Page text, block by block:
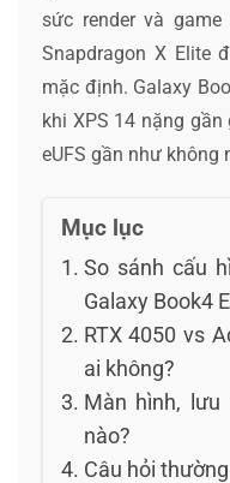
sức render và
Snapdragon X Elite
mặc định. Galaxy
khi XPS 14 nặng gần
eUFS gần như không
Mục lục
So sánh cấu
Galaxy Book4
RTX 4050 vs
ai không?
Màn hình,
nào?
Câu hỏi